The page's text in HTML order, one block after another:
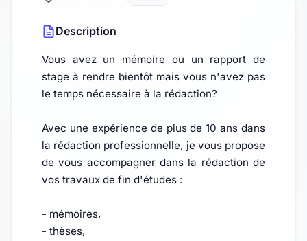
Description
Vous avez un mémoire ou un rapport de
stage à rendre bientôt mais vous n'avez pas
le temps nécessaire à la rédaction?
Avec une expérience de plus de 10 ans dans
la rédaction professionnelle, je vous propose
de vous accompagner dans la rédaction de
vos travaux de fin d'études :
- mémoires,
- thèses,